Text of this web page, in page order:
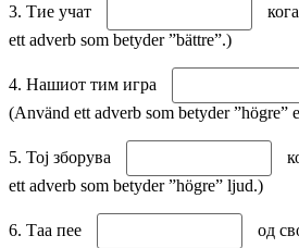
3. Тие учат
ett adverb som betyder ”bättre”.)
4. Нашиот тим игра
(Använd ett adverb som betyder ”högre”
5. Тој зборува
ett adverb som betyder ”högre” ljud.)
6. Таа пее
од